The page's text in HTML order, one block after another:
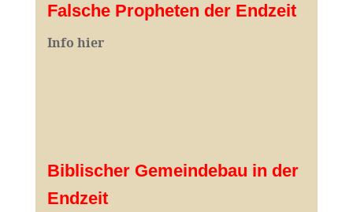
Falsche Propheten der Endzeit
Info hier
Biblischer Gemeindebau in der
Endzeit